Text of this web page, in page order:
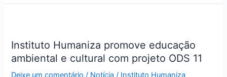
Instituto Humaniza promove educação
ambiental e cultural com projeto ODS 11
Deixe um comentário / Notícia / Instituto Humaniza
promove
educação